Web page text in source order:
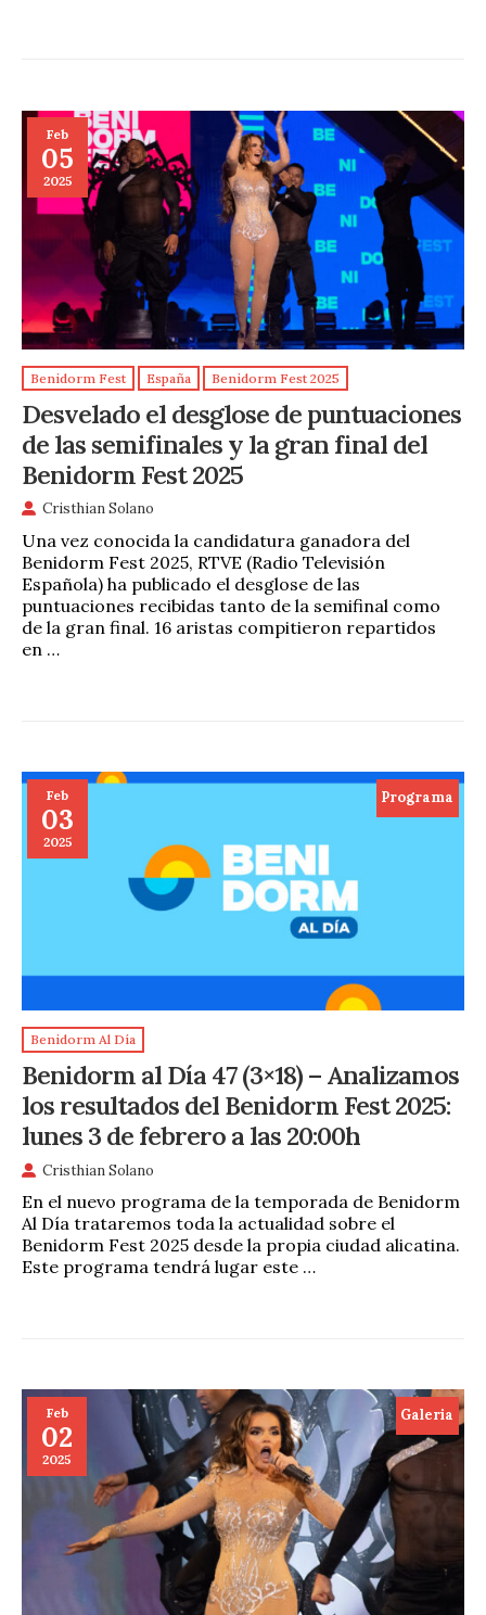
Feb
05
2025
Benidorm Fest España Benidorm Fest 2025
Desvelado el desglose de puntuaciones
de las semifinales y la gran final del
Benidorm Fest 2025
Cristhian Solano
Una vez conocida la candidatura ganadora del
Benidorm Fest 2025, RTVE (Radio Televisión
Española) ha publicado el desglose de las
puntuaciones recibidas tanto de la semifinal como
de la gran final. 16 aristas compitieron repartidos
en …
Feb
03
2025
Programa
Benidorm Al Día
Benidorm al Día 47 (3×18) – Analizamos
los resultados del Benidorm Fest 2025:
lunes 3 de febrero a las 20:00h
Cristhian Solano
En el nuevo programa de la temporada de Benidorm
Al Día trataremos toda la actualidad sobre el
Benidorm Fest 2025 desde la propia ciudad alicatina.
Este programa tendrá lugar este …
Feb
02
2025
Galeria